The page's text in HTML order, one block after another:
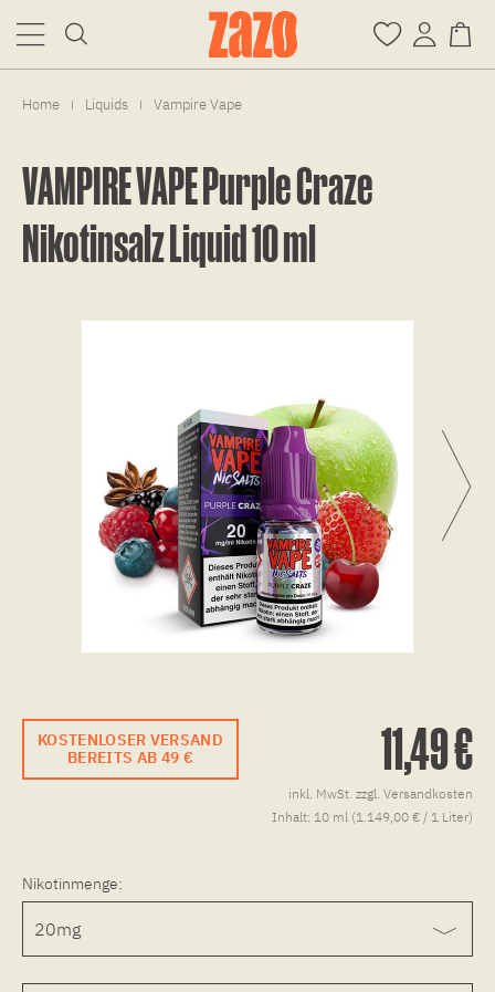
Home | Liquids | Vampire Vape
VAMPIRE VAPE Purple Craze
Nikotinsalz Liquid 10 ml
KOSTENLOSER VERSAND
BEREITS AB 49 €
11,49 €
inkl. MwSt. zzgl. Versandkosten
Inhalt: 10 ml (1.149,00 € / 1 Liter)
Nikotinmenge: